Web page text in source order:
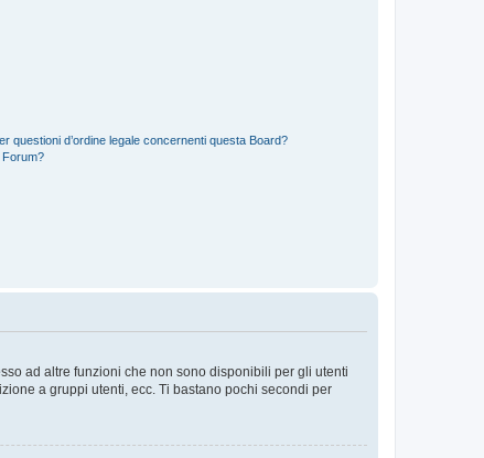
questioni d’ordine legale concernenti questa Board?
Forum?
ad altre funzioni che non sono disponibili per gli utenti
a gruppi utenti, ecc. Ti bastano pochi secondi per